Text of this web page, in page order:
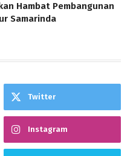
Hambat Pembangunan
Samarinda
Twitter
Instagram